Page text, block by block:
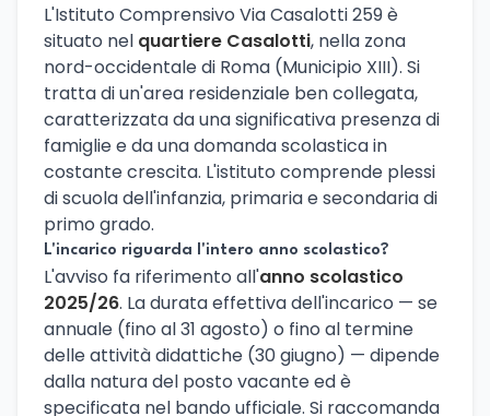
L'Istituto Comprensivo Via Casalotti 259 è
situato nel quartiere Casalotti, nella zona
nord-occidentale di Roma (Municipio XIII). Si
tratta di un'area residenziale ben collegata,
caratterizzata da una significativa presenza di
famiglie e da una domanda scolastica in
costante crescita. L'istituto comprende plessi
di scuola dell'infanzia, primaria e secondaria di
primo grado.
L'incarico riguarda l'intero anno scolastico?
L'avviso fa riferimento all'anno scolastico
2025/26. La durata effettiva dell'incarico — se
annuale (fino al 31 agosto) o fino al termine
delle attività didattiche (30 giugno) — dipende
dalla natura del posto vacante ed è
specificata nel bando ufficiale. Si raccomanda